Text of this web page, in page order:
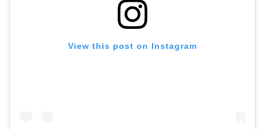
View this post on Instagram